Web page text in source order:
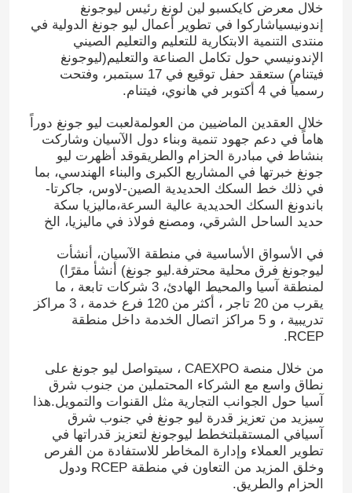
خلال معرض كايكسبو لين لونغ رئيس ليوجونغ
إندونيسياشاركوا في تطوير أعمال ليو جونغ الدولية في
منتدى التنمية الابتكارية للتعليم والتعليم الصيني
الإندونيسي حول تكامل الصناعة والتعليم(ليوجونغ
فيتنام) ستعقد حفل توقيع في 17 سبتمبر، وفتحت
رسمياً في 4 أكتوبر في هانوي، فيتنام.
خلال العقدين الماضيين من العولمةلعبت ليو جونغ دوراً
هاماً في دعم جهود تنمية وبناء دول الآسيان وشاركت
بنشاط في مبادرة الحزام والطريقوقد أظهرت ليو
جونغ خبرتها في المشاريع الكبرى والبناء الهندسي، بما
في ذلك خط السكك الحديدية الصين-لاوس، جاكرتا-
باندونغ السكك الحديدية عالية السرعة،ماليزيا سكة
حديد الساحل الشرقي، ومصنع فولاذ في ماليزيا، الخ
في الأسواق الأساسية في منطقة الآسيان، أنشأت
ليوجونغ فرق محلية محترفة.ليو جونغ) أنشأ مقرًا)
لمنطقة آسيا والمحيط الهادئ، 3 شركات تابعة ، ما
يقرب من 20 تاجر ، أكثر من 120 فرع خدمة ، 3 مراكز
تدريبية ، و 5 مراكز اتصال الخدمة داخل منطقة
RCEP.
من خلال منصة CAEXPO ، سيتواصل ليو جونغ على
نطاق واسع مع الشركاء المحتملين من جنوب شرق
آسيا حول الجوانب التجارية مثل القنوات والتمويل.هذا
سيزيد من تعزيز قدرة ليو جونغ في جنوب شرق
آسيافي المستقبلتخطط ليوجونغ لتعزيز قدراتها في
تطوير العملاء وإدارة المخاطر للاستفادة من الفرص
وخلق المزيد من التعاون في منطقة RCEP ودول
الحزام والطريق.